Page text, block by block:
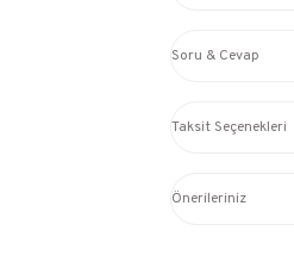
Soru & Cevap
Taksit Seçenekleri
Önerileriniz